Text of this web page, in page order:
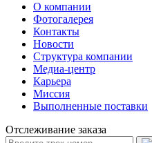
О компании
Фотогалерея
Контакты
Новости
Структура компании
Медиа-центр
Карьера
Миссия
Выполненные поставки
Отслеживание заказа